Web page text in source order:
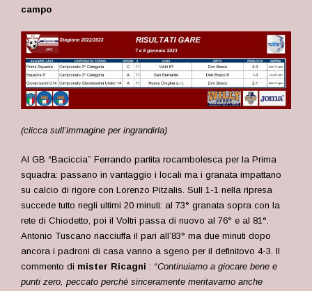
campo
(clicca sull’immagine per ingrandirla)
Al GB “Baciccia” Ferrando partita rocambolesca per la Prima
squadra: passano in vantaggio i locali ma i granata impattano
su calcio di rigore con Lorenzo Pitzalis. Sull 1-1 nella ripresa
succede tutto negli ultimi 20 minuti: al 73° granata sopra con la
rete di Chiodetto, poi il Voltri passa di nuovo al 76° e al 81°.
Antonio Tuscano riacciuffa il pari all’83° ma due minuti dopo
ancora i padroni di casa vanno a sgeno per il definitovo 4-3. Il
commento di mister Ricagni : “Continuiamo a giocare bene e
punti zero, peccato perché sinceramente meritavamo anche